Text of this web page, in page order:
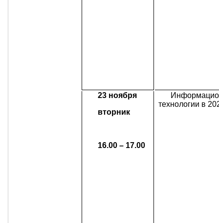
23 ноября
вторник
16.00 – 17.00
технологии в